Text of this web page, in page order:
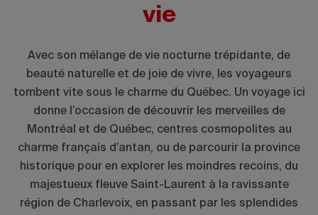
vie
Avec son mélange de vie nocturne trépidante, de
beauté naturelle et de joie de vivre, les voyageurs
tombent vite sous le charme du Québec. Un voyage ici
donne l’occasion de découvrir les merveilles de
Montréal et de Québec, centres cosmopolites au
charme français d’antan, ou de parcourir la province
historique pour en explorer les moindres recoins, du
majestueux fleuve Saint-Laurent à la ravissante
région de Charlevoix, en passant par les splendides